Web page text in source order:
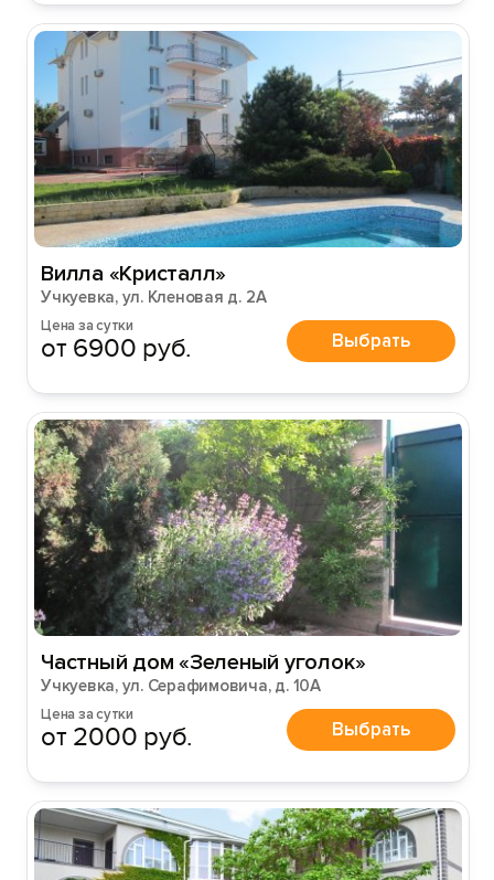
Вилла «Кристалл»
Учкуевка, ул. Кленовая д. 2А
Цена за сутки
от 6900 руб. Выбрать
Частный дом «Зеленый уголок»
Учкуевка, ул. Серафимовича, д. 10А
Цена за сутки
от 2000 руб. Выбрать